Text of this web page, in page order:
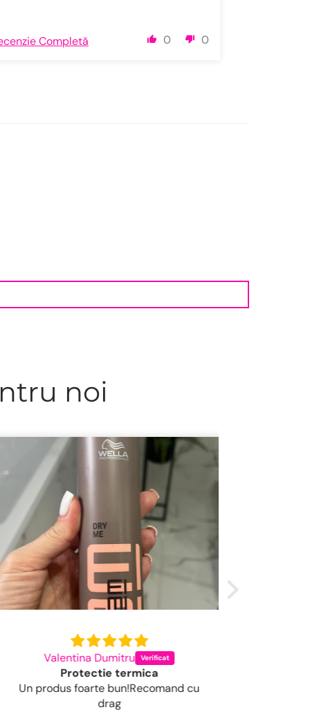
0 0
Completă
noi
Valentina Dumitru
Protectie termica
Un produs foarte bun!Recomand cu
drag